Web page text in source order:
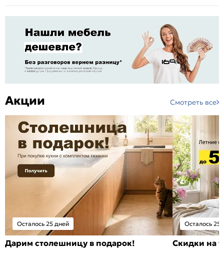
Акции Смотреть все
Осталось 25 дней
Дарим столешницу в подарок!
Осталось 25
Скидки на